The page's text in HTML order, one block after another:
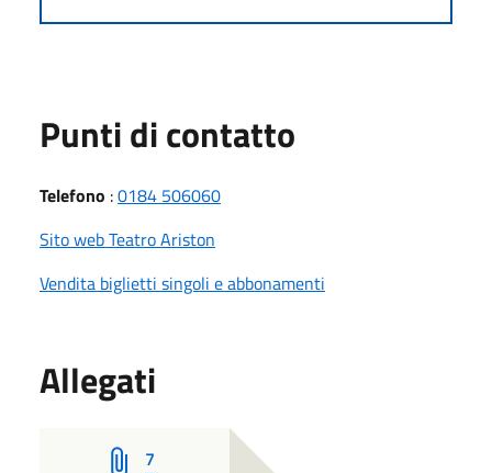
Punti di contatto
Telefono :0184 506060
Sito web Teatro Ariston
Vendita biglietti singoli e abbonamenti
Allegati
7